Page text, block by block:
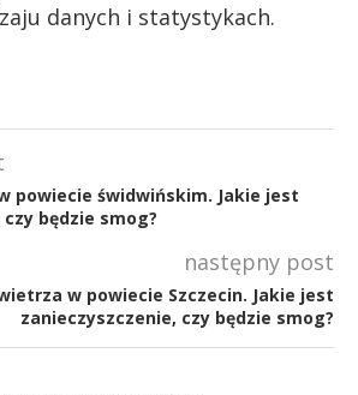
danych i statystykach.
powiecie świdwińskim. Jakie jest
będzie smog?
następny post
w powiecie Szczecin. Jakie jest
zanieczyszczenie, czy będzie smog?